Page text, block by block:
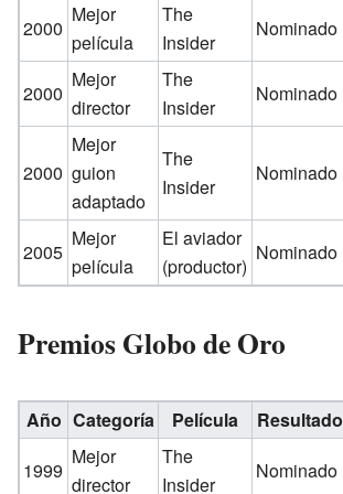
2000
Mejor
película
The
Insider
Nominado
2000
Mejor
director
The
Insider
Nominado
2000
Mejor
guion
adaptado
The
Insider
Nominado
2005
Mejor
película
El aviador
(productor)
Nominado
Premios Globo de Oro
Año Categoría Película
Resultado
1999
Mejor
director
The
Insider
Nominado